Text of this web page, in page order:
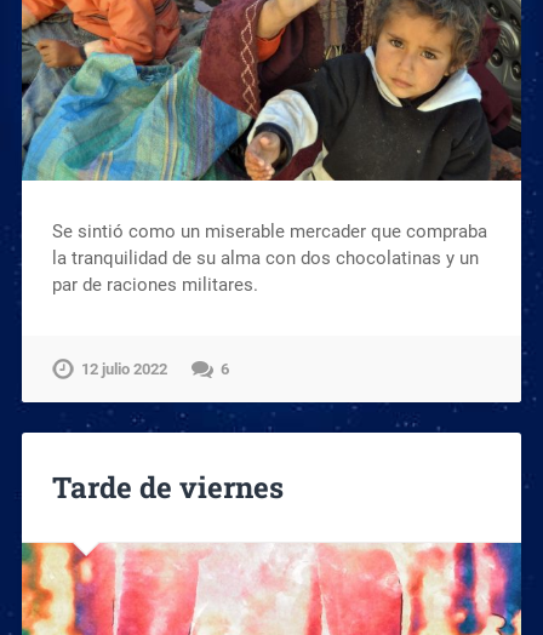
Se sintió como un miserable mercader que compraba
la tranquilidad de su alma con dos chocolatinas y un
par de raciones militares.
12 julio 2022 6
Tarde de viernes